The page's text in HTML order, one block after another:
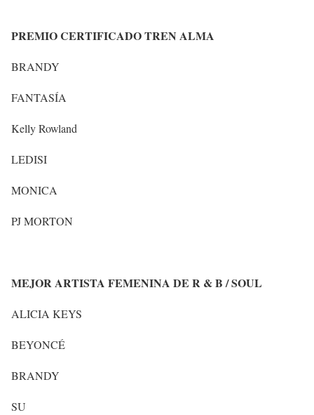
PREMIO CERTIFICADO TREN ALMA
BRANDY
FANTASÍA
Kelly Rowland
LEDISI
MONICA
PJ MORTON
MEJOR ARTISTA FEMENINA DE R & B / SOUL
ALICIA KEYS
BEYONCÉ
BRANDY
SU